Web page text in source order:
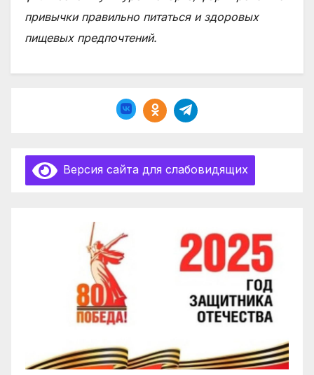
привычки правильно питаться и здоровых
пищевых предпочтений.
Версия сайта для слабовидящих